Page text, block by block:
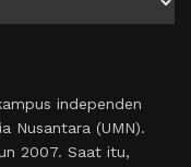
independen
Nusantara (UMN).
2007. Saat itu,